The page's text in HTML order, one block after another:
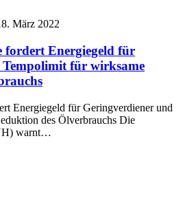
März 2022
fordert Energiegeld für
für wirksame
Energiegeld für Geringverdiener und
des Ölverbrauchs Die
warnt…